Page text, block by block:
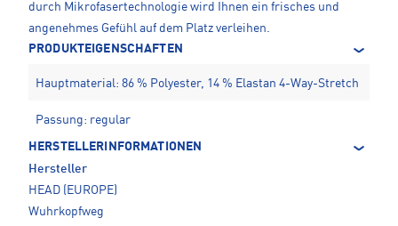
durch Mikrofasertechnologie wird Ihnen ein frisches und
angenehmes Gefühl auf dem Platz verleihen.
PRODUKTEIGENSCHAFTEN
Hauptmaterial: 86 % Polyester, 14 % Elastan 4-Way-Stretch
Passung: regular
HERSTELLERINFORMATIONEN
Hersteller
HEAD (EUROPE)
Wuhrkopfweg